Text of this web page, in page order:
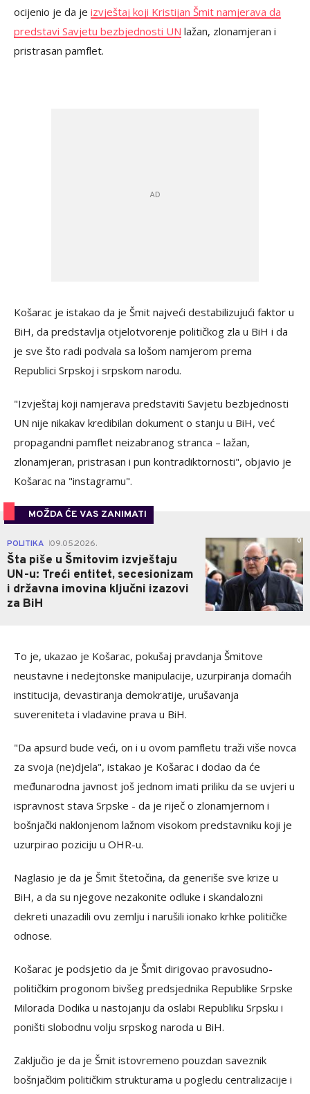
ocijenio je da je izvještaj koji Kristijan Šmit namjerava da
predstavi Savjetu bezbjednosti UN lažan, zlonamjeran i
pristrasan pamflet.
Košarac je istakao da je Šmit najveći destabilizujući faktor u
BiH, da predstavlja otjelotvorenje političkog zla u BiH i da
je sve što radi podvala sa lošom namjerom prema
Republici Srpskoj i srpskom narodu.
"Izvještaj koji namjerava predstaviti Savjetu bezbjednosti
UN nije nikakav kredibilan dokument o stanju u BiH, već
propagandni pamflet neizabranog stranca – lažan,
zlonamjeran, pristrasan i pun kontradiktornosti", objavio je
Košarac na "instagramu".
MOŽDA ĆE VAS ZANIMATI
POLITIKA 09.05.2026.
Šta piše u Šmitovim izvještaju
UN-u: Treći entitet, secesionizam
i državna imovina ključni izazovi
za BiH
0
To je, ukazao je Košarac, pokušaj pravdanja Šmitove
neustavne i nedejtonske manipulacije, uzurpiranja domaćih
institucija, devastiranja demokratije, urušavanja
suvereniteta i vladavine prava u BiH.
"Da apsurd bude veći, on i u ovom pamfletu traži više novca
za svoja (ne)djela", istakao je Košarac i dodao da će
međunarodna javnost još jednom imati priliku da se uvjeri u
ispravnost stava Srpske - da je riječ o zlonamjernom i
bošnjački naklonjenom lažnom visokom predstavniku koji je
uzurpirao poziciju u OHR-u.
Naglasio je da je Šmit štetočina, da generiše sve krize u
BiH, a da su njegove nezakonite odluke i skandalozni
dekreti unazadili ovu zemlju i narušili ionako krhke političke
odnose.
Košarac je podsjetio da je Šmit dirigovao pravosudno-
političkim progonom bivšeg predsjednika Republike Srpske
Milorada Dodika u nastojanju da oslabi Republiku Srpsku i
poništi slobodnu volju srpskog naroda u BiH.
Zaključio je da je Šmit istovremeno pouzdan saveznik
bošnjačkim političkim strukturama u pogledu centralizacije i